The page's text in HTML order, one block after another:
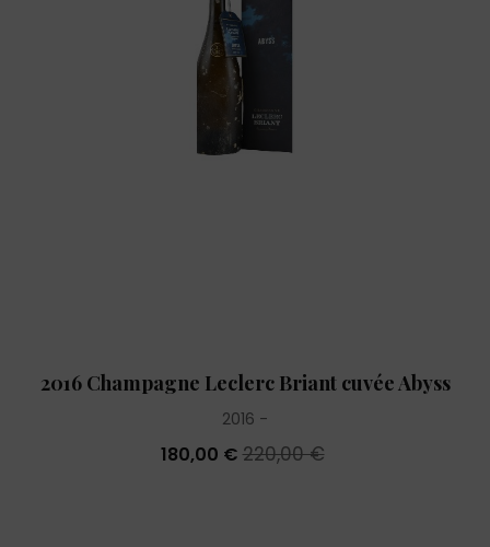
2016 Champagne Leclerc Briant cuvée Abyss
2016
180,00 € 220,00 €